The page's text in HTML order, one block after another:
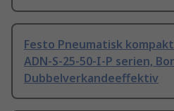
Festo Pneumatisk
ADN-S-25-50-I-P serien,
Dubbelverkandeeffektiv